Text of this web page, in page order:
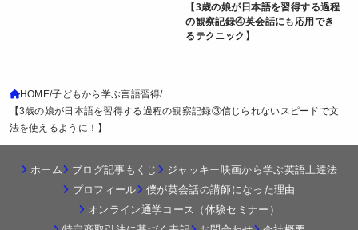
【3歳の娘が日本語を習得する過程
の観察記録④英会話にも応用でき
るテクニック】
HOME 子どもから学ぶ言語習得
【3歳の娘が日本語を習得する過程の観察記録③信じられないスピードで文
法を使えるように！】
ホーム ブログ記事もくじ
ジャッキー映画から学ぶ英語上達法
プロフィール
僕が英会話の講師になった理由
オンライン通学コース（体験セミナー）